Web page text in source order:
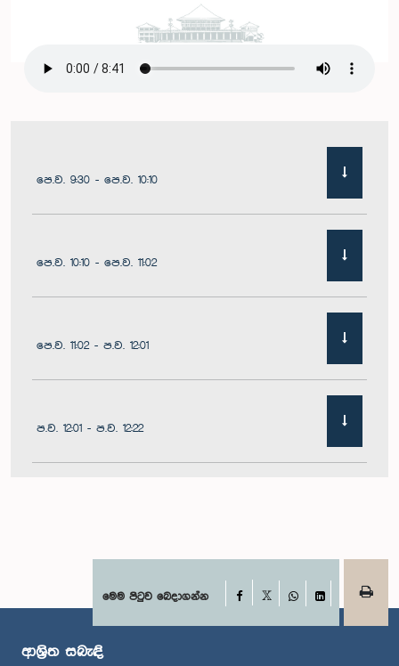
පෙ.ව. 9:30 - පෙ.ව. 10:10
පෙ.ව. 10:10 - පෙ.ව. 11:02
පෙ.ව. 11:02 - ප.ව. 12:01
ප.ව. 12:01 - ප.ව. 12:22
ප.ව. 1:00 - ප.ව. 1:11මෙම පිටුව බෙදාගන්න Facebook
WhatsApp
LinkedIn
ආශ්‍රිත සබැඳි